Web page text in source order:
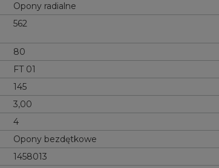
Opony radialne
562
80
FT 01
145
3,00
4
Opony bezdętkowe
1458013